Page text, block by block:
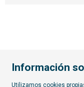
Información
Utilizamos cookies